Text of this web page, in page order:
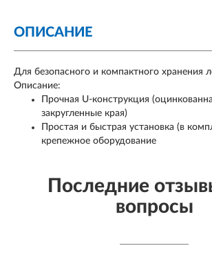
ОПИСАНИЕ
Для безопасного и компактного хранения
Описание:
Прочная U-конструкция
закругленные края)
Простая и быстрая установка (в
крепежное оборудование
Последние
вопросы